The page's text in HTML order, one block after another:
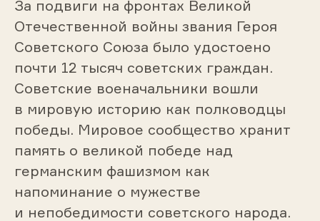
За подвиги на фронтах Великой
Отечественной войны звания Героя
Советского Союза было удостоено
почти 12 тысяч советских граждан.
Советские военачальники вошли
в мировую историю как полководцы
победы. Мировое сообщество хранит
память о великой победе над
германским фашизмом как
напоминание о мужестве
и непобедимости советского народа.